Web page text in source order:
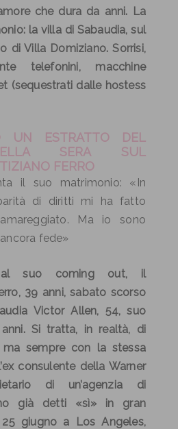
che dura da anni. La
la villa di Sabaudia, sul
di Villa Domiziano. Sorrisi,
telefonini, macchine
(sequestrati dalle hostess
UN ESTRATTO DEL
SERA SUL
TIZIANO FERRO
il suo matrimonio: «In
di diritti mi ha fatto
Ma io sono
fede»
suo coming out, il
, 39 anni, sabato scorso
Victor Allen, 54, suo
Si tratta, in realtà, di
ma sempre con la stessa
consulente della Warner
di un’agenzia di
già detti «sì» in gran
giugno a Los Angeles,